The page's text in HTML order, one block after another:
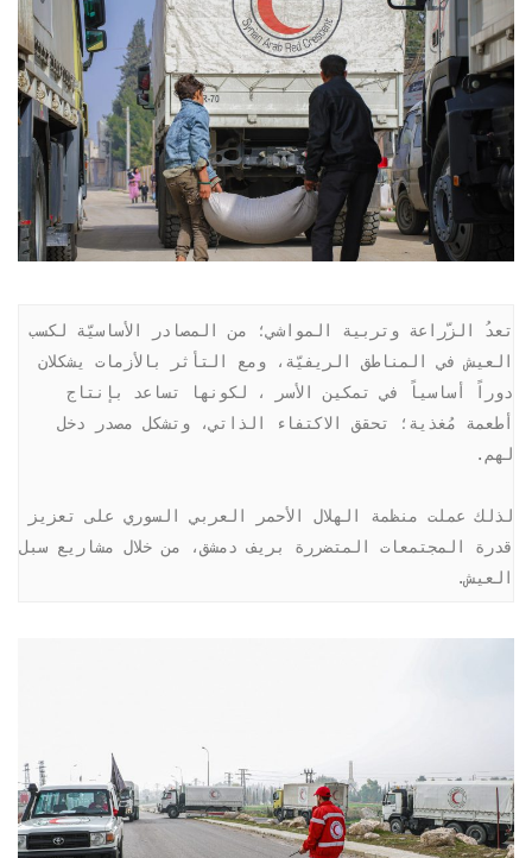
تعدُ الزّراعة وتربية المواشي؛ من المصادر الأساسيّة لكسب
العيش في المناطق الريفيّة، ومع التأثر بالأزمات يشكلان
دوراً أساسياً في تمكين الأسر ، لكونها تساعد بإنتاج
أطعمة مُغذية؛ تحقق الاكتفاء الذاتي، وتشكل مصدر دخل
قدرة المجتمعات المتضررة بريف دمشق، من خلال مشاريع سبل
العيش.